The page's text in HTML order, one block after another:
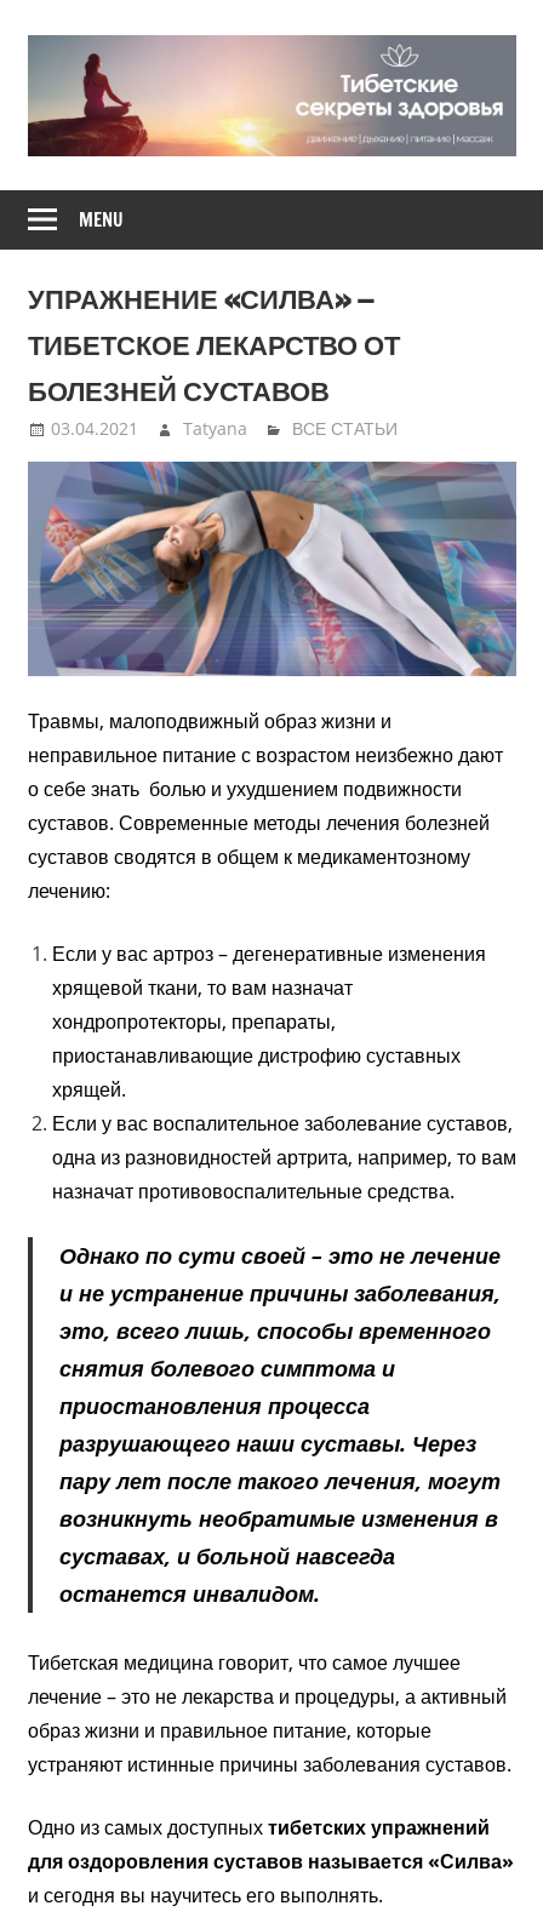
ТИБЕТСКИЕ
СЕКРЕТЫ
ЗДОРОВЬЯ
дыхание,
питание,
MENU
УПРАЖНЕНИЕ «СИЛВА» —
ТИБЕТСКОЕ ЛЕКАРСТВО ОТ
БОЛЕЗНЕЙ СУСТАВОВ
03.04.2021 Tatyana ВСЕ СТАТЬИ
Травмы, малоподвижный образ жизни и
неправильное питание с возрастом неизбежно дают
о себе знать болью и ухудшением подвижности
суставов. Современные методы лечения болезней
суставов сводятся в общем к медикаментозному
лечению:
Если у вас артроз – дегенеративные изменения
хрящевой ткани, то вам назначат
хондропротекторы, препараты,
приостанавливающие дистрофию суставных
хрящей.
Если у вас воспалительное заболевание суставов,
одна из разновидностей артрита, например, то вам
назначат противовоспалительные средства.
Однако по сути своей – это не лечение
и не устранение причины заболевания,
это, всего лишь, способы временного
снятия болевого симптома и
приостановления процесса
разрушающего наши суставы. Через
пару лет после такого лечения, могут
возникнуть необратимые изменения в
суставах, и больной навсегда
останется инвалидом.
Тибетская медицина говорит, что самое лучшее
лечение – это не лекарства и процедуры, а активный
образ жизни и правильное питание, которые
устраняют истинные причины заболевания суставов.
Одно из самых доступныхтибетских упражнений
для оздоровления суставов называется «Силва»
и сегодня вы научитесь его выполнять.